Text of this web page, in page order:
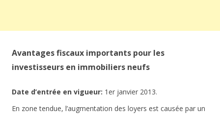
Avantages fiscaux importants pour les
investisseurs en immobiliers neufs
Date d’entrée en vigueur: 1er janvier 2013.
En zone tendue, l’augmentation des loyers est causée par un